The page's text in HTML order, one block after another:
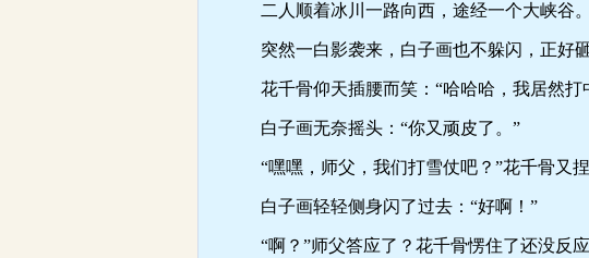
二人顺着冰川一路向西，途经一个大峡谷。
突然一白影袭来，白子画也不躲闪，正好砸
花千骨仰天插腰而笑：“哈哈哈，我居然打
白子画无奈摇头：“你又顽皮了。”
“嘿嘿，师父，我们打雪仗吧？”花千骨又捏
白子画轻轻侧身闪了过去：“好啊！”
“啊？”师父答应了？花千骨愣住了还没反应